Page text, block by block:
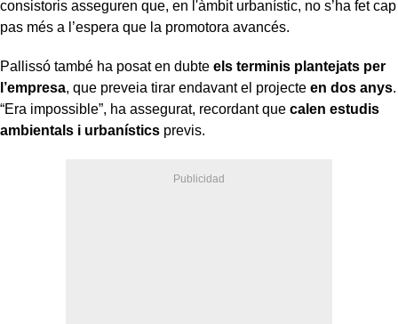
consistoris asseguren que, en l'àmbit urbanístic, no s’ha fet cap
pas més a l’espera que la promotora avancés.
Pallissó també ha posat en dubte els terminis plantejats per
l’empresa, que preveia tirar endavant el projecte en dos anys.
“Era impossible”, ha assegurat, recordant que calen estudis
ambientals i urbanístics previs.